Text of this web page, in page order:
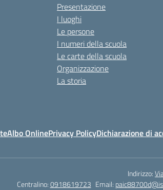
Presentazione
I luoghi
Le persone
I numeri della scuola
Le carte della scuola
Organizzazione
La storia
Albo OnlinePrivacy PolicyDichiarazione di
Indirizzo:
Centralino:0918619723 Email: